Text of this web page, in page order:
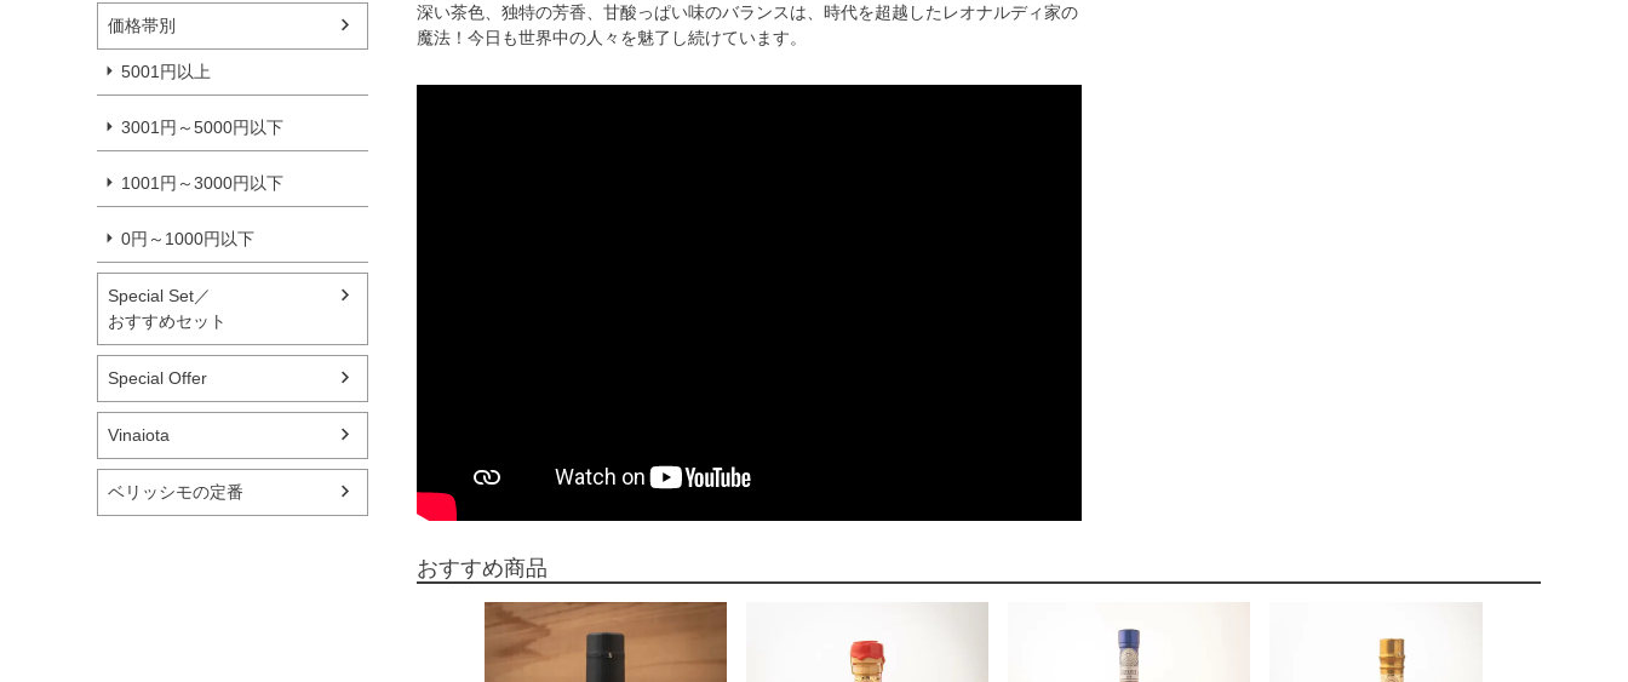
価格帯別
5001円以上
3001円～5000円以下
1001円～3000円以下
0円～1000円以下
Special Set／
おすすめセット
Special Offer
Vinaiota
ベリッシモの定番
深い茶色、独特の芳香、甘酸っぱい味のバランスは、時代を超越したレオナルディ家の
魔法！今日も世界中の人々を魅了し続けています。
おすすめ商品